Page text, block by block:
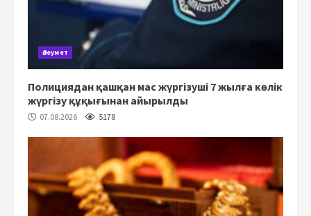
Әлеумет
Полициядан қашқан мас жүргізуші 7 жылға көлік
жүргізу құқығынан айырылды
07.08.2026 5178